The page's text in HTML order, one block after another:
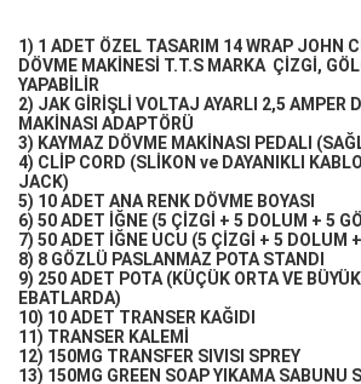
1) 1 ADET ÖZEL TASARIM 14 WRAP JOHN
DÖVME MAKİNESİ T.T.S MARKA ÇİZGİ,
YAPABİLİR
2) JAK GİRİŞLİ VOLTAJ AYARLI 2,5 AMPER
MAKİNASI ADAPTÖRÜ
3) KAYMAZ DÖVME MAKİNASI PEDALI
4) CLİP CORD (SLİKON ve DAYANIKLI
JACK)
5) 10 ADET ANA RENK DÖVME BOYASI
6) 50 ADET İĞNE (5 ÇİZGİ + 5 DOLUM + 5
7) 50 ADET İĞNE UCU (5 ÇİZGİ + 5 DOLUM
8) 8 GÖZLÜ PASLANMAZ POTA STANDI
9) 250 ADET POTA (KÜÇÜK ORTA VE
EBATLARDA)
10) 10 ADET TRANSER KAĞIDI
11) TRANSER KALEMİ
12) 150MG TRANSFER SIVISI SPREY
13) 150MG GREEN SOAP YIKAMA SABUNU